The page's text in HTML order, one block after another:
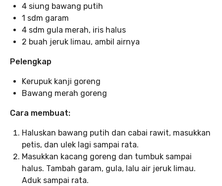
4 siung bawang putih
1 sdm garam
4 sdm gula merah, iris halus
2 buah jeruk limau, ambil airnya
Pelengkap
Kerupuk kanji goreng
Bawang merah goreng
Cara membuat:
Haluskan bawang putih dan cabai rawit, masukkan
petis, dan ulek lagi sampai rata.
Masukkan kacang goreng dan tumbuk sampai
halus. Tambah garam, gula, lalu air jeruk limau.
Aduk sampai rata.